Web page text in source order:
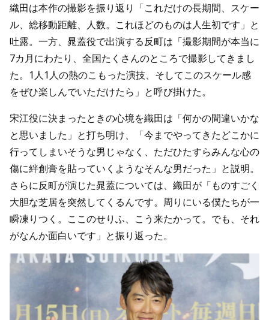
織田は本作の撮影を振り返り「これだけの長期間、スケー
ル、総移動距離、人数。これほどのものは人生初です」と
吐露。一方、晁蓋役で出演する反町は「撮影期間が本当に
7カ月にわたり、全国たくさんのところで撮影してきまし
た。1人1人の熱のこもった演技、そしてこのスケール感
をぜひ楽しんでいただけたら」と呼び掛けた。
宋江役に決まったときの心境を織田は「何かの間違いかな
と思いました」と打ち明け、「今までやってきたどこかに
行ってしまいそうな男じゃなく、ただひたすらみんな心の
傷に絆創膏を貼っていくようなそんな男だった」と説明。
さらに反町が演じた晁蓋については、織田が「ものすごく
大胆な芝居を突然してくるんです。周りにいる僕たちが一
瞬凍りつく。ここのせりふ、こう来たかって。でも、それ
がなんか面白いです」と振り返った。